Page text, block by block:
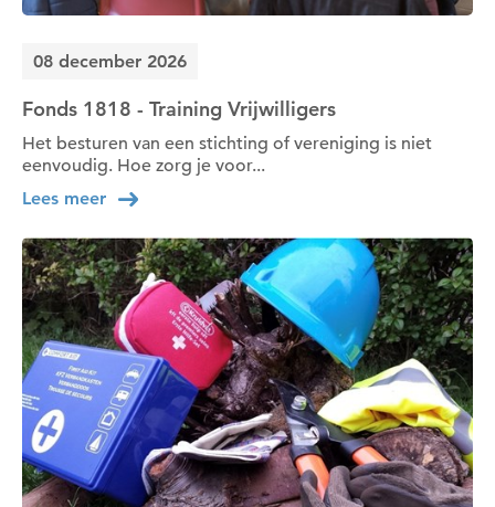
08 december 2026
Fonds 1818 - Training Vrijwilligers
Het besturen van een stichting of vereniging is niet
eenvoudig. Hoe zorg je voor...
Lees meer